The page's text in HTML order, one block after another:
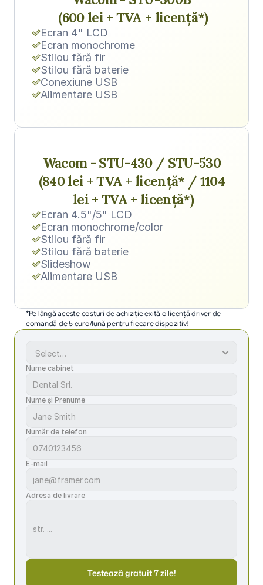
(600 lei + TVA + licență*)
Ecran 4" LCD
Ecran monochrome
Stilou fără fir
Stilou fără baterie
Conexiune USB
Alimentare USB
Wacom - STU-430 / STU-530
(840 lei + TVA + licență* / 1104
lei + TVA + licență*)
Ecran 4.5"/5" LCD
Ecran monochrome/color
Stilou fără fir
Stilou fără baterie
Slideshow
Alimentare USB
*Pe lângă aceste costuri de achiziție exită o licență driver de
comandă de 5 euro/lună pentru fiecare dispozitiv!
Nume cabinet
Nume și Prenume
Număr de telefon
E-mail
Adresa de livrare
Testează gratuit 7 zile!